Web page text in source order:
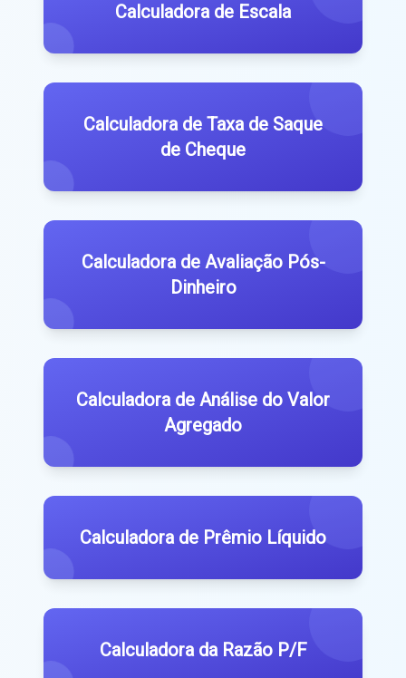
Calculadora de Escala
Calculadora de Taxa de Saque
de Cheque
Calculadora de Avaliação Pós-
Dinheiro
Calculadora de Análise do Valor
Agregado
Calculadora de Prêmio Líquido
Calculadora da Razão P/F